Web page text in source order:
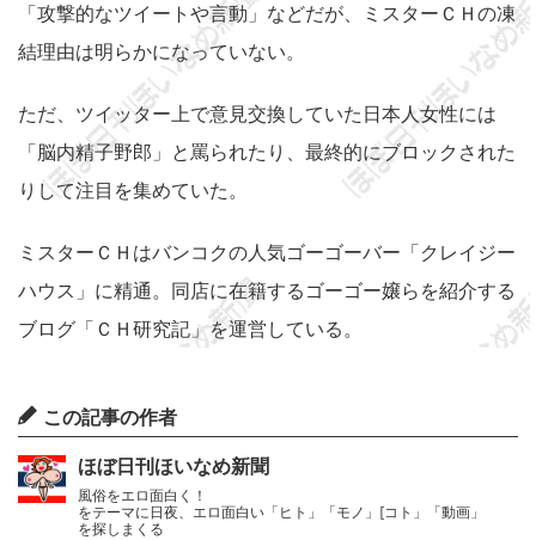
「攻撃的なツイートや言動」などだが、ミスターＣＨの凍
結理由は明らかになっていない。
ただ、ツイッター上で意見交換していた日本人女性には
「脳内精子野郎」と罵られたり、最終的にブロックされた
りして注目を集めていた。
ミスターＣＨはバンコクの人気ゴーゴーバー「クレイジー
ハウス」に精通。同店に在籍するゴーゴー嬢らを紹介する
ブログ「ＣＨ研究記」を運営している。
この記事の作者
ほぼ日刊ほいなめ新聞
風俗をエロ面白く！
をテーマに日夜、エロ面白い「ヒト」「モノ」[コト」「動画」
を探しまくる